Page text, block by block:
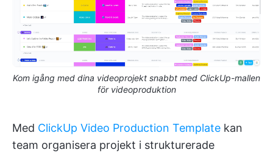
Kom igång med dina videoprojekt snabbt med ClickUp-mallen
för videoproduktion
Med ClickUp Video Production Template kan
team organisera projekt i strukturerade